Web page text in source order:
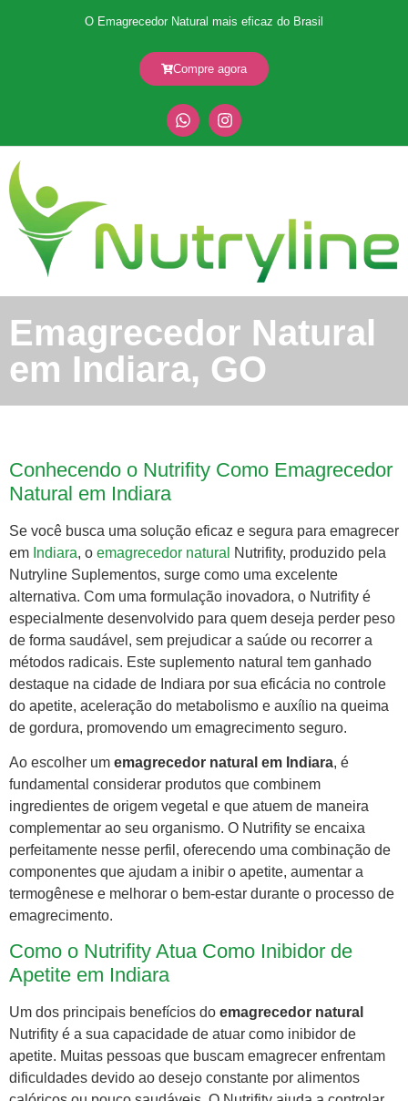
O Emagrecedor Natural mais eficaz do Brasil
Compre agora
Emagrecedor Natural
em Indiara, GO
Conhecendo o Nutrifity Como Emagrecedor
Natural em Indiara
Se você busca uma solução eficaz e segura para emagrecer
em Indiara, o emagrecedor natural
Nutrifity, produzido pela
Nutryline Suplementos, surge como uma excelente
alternativa. Com uma formulação inovadora, o Nutrifity é
especialmente desenvolvido para quem deseja perder peso
de forma saudável, sem prejudicar a saúde ou recorrer a
métodos radicais. Este suplemento natural tem ganhado
destaque na cidade de Indiara por sua eficácia no controle
do apetite, aceleração do metabolismo e auxílio na queima
de gordura, promovendo um emagrecimento seguro.
Ao escolher um emagrecedor natural em Indiara, é
fundamental considerar produtos que combinem
ingredientes de origem vegetal e que atuem de maneira
complementar ao seu organismo. O Nutrifity se encaixa
perfeitamente nesse perfil, oferecendo uma combinação de
componentes que ajudam a inibir o apetite, aumentar a
termogênese e melhorar o bem-estar durante o processo de
emagrecimento.
Como o Nutrifity Atua Como Inibidor de
Apetite em Indiara
Um dos principais benefícios do emagrecedor natural
Nutrifity é a sua capacidade de atuar como inibidor de
apetite. Muitas pessoas que buscam emagrecer enfrentam
dificuldades devido ao desejo constante por alimentos